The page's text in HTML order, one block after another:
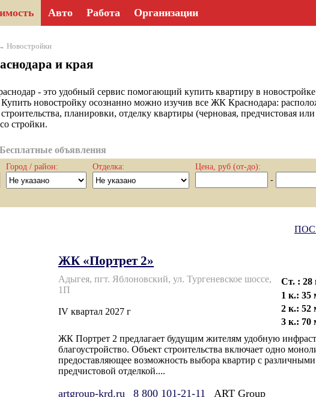
Авто Работа Организации
Новостройки
и края
- это удобный сервис помогающий купить квартиру в новостройке
новостройку осознанно можно изучив все ЖК Краснодара:
планировки, отделку квартиры (черновая, предчистовая
стройки.
Бесплатные объявления
Город / район: Отделка:
Цена, руб (от-до):
-
ЖК «Портрет 2»
Адыгея, пгт. Яблоновский, ул. Тургеневское шоссе,
1П
IV квартал 2027 г
Ст. : 28
1 к.: 35
2 к.: 52
3 к.: 70
ЖК Портрет 2 предлагает будущим жителям удобную
благоустройство. Объект строительства включает одно
предоставляющее возможность выбора квартир с
предчистовой отделкой....
artgroup-krd.ru 8 800 101-21-11 ART Group